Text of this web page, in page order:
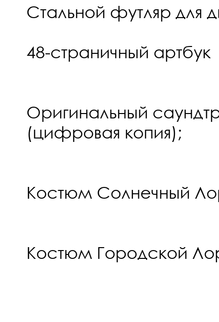
Стальной футляр для
48-страничный артбук
Оригинальный
(цифровая копия);
Костюм Солнечный
Костюм Городской